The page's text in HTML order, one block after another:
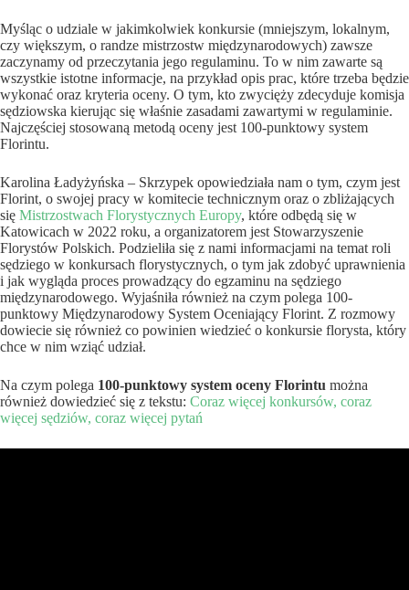
Myśląc o udziale w jakimkolwiek konkursie (mniejszym, lokalnym,
czy większym, o randze mistrzostw międzynarodowych) zawsze
zaczynamy od przeczytania jego regulaminu. To w nim zawarte są
wszystkie istotne informacje, na przykład opis prac, które trzeba będzie
wykonać oraz kryteria oceny. O tym, kto zwycięży zdecyduje komisja
sędziowska kierując się właśnie zasadami zawartymi w regulaminie.
Najczęściej stosowaną metodą oceny jest 100-punktowy system
Florintu.
Karolina Ładyżyńska – Skrzypek opowiedziała nam o tym, czym jest
Florint, o swojej pracy w komitecie technicznym oraz o zbliżających
się Mistrzostwach Florystycznych Europy, które odbędą się w
Katowicach w 2022 roku, a organizatorem jest Stowarzyszenie
Florystów Polskich. Podzieliła się z nami informacjami na temat roli
sędziego w konkursach florystycznych, o tym jak zdobyć uprawnienia
i jak wygląda proces prowadzący do egzaminu na sędziego
międzynarodowego. Wyjaśniła również na czym polega 100-
punktowy Międzynarodowy System Oceniający Florint. Z rozmowy
dowiecie się również co powinien wiedzieć o konkursie florysta, który
chce w nim wziąć udział.
Na czym polega 100-punktowy system oceny Florintu można
również dowiedzieć się z tekstu: Coraz więcej konkursów, coraz
więcej sędziów, coraz więcej pytań